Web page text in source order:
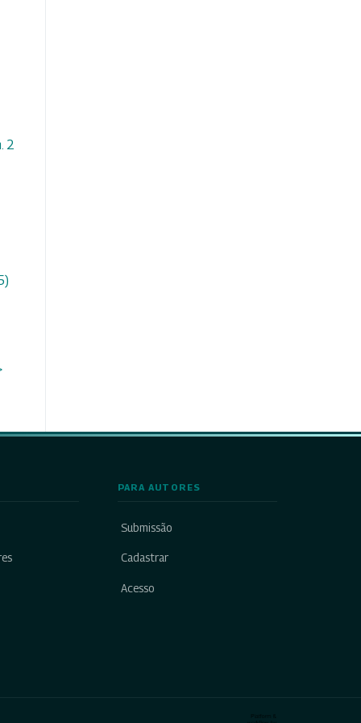
2
PARA AUTORES
Submissão
Cadastrar
Acesso